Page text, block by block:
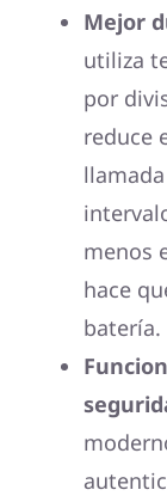
Mejor
utiliza
por
reduce
menos
hace
batería.